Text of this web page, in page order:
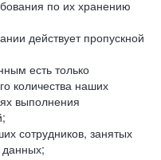
по их хранению
действует пропускной
есть только
количества наших
выполнения
сотрудников, занятых
данных;